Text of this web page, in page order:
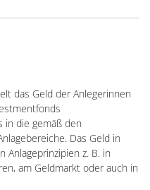
das Geld der Anlegerinnen
in die gemäß den
Das Geld in
Anlageprinzipien z. B. in
am Geldmarkt oder auch in